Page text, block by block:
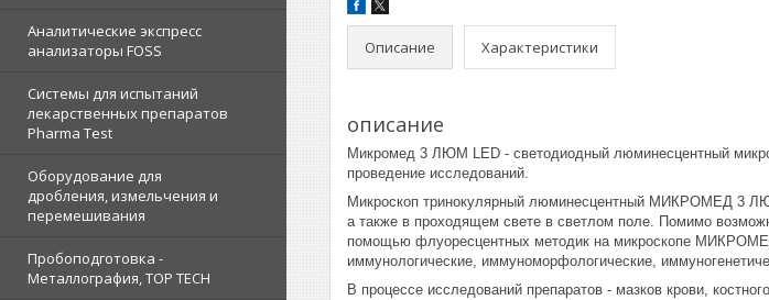
Аналитические экспресс
анализаторы FOSS
Системы для испытаний
лекарственных препаратов
Pharma Test
Оборудование для
дробления, измельчения и
перемешивания
Пробоподготовка -
Металлография, TOP TECH
Описание Характеристики
описание
Микромед 3 ЛЮМ LED - светодиодный люминесцентный
проведение исследований.
Микроскоп тринокулярный люминесцентный МИКРОМЕД 3
а также в проходящем свете в светлом поле. Помимо
помощью флуоресцентных методик на микроскопе
иммунологические, иммуноморфологические,
В процессе исследований препаратов - мазков крови,